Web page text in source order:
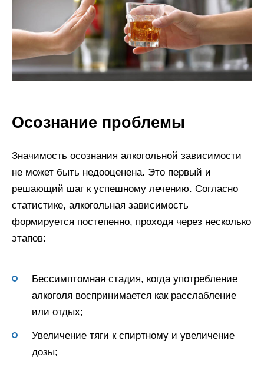
Осознание проблемы
Значимость осознания алкогольной зависимости
не может быть недооценена. Это первый и
решающий шаг к успешному лечению. Согласно
статистике, алкогольная зависимость
формируется постепенно, проходя через несколько
этапов:
Бессимптомная стадия, когда употребление
алкоголя воспринимается как расслабление
или отдых;
Увеличение тяги к спиртному и увеличение
дозы;